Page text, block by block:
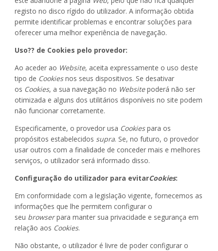
registo no disco rígido do utilizador. A informação obtida
permite identificar problemas e encontrar soluções para
oferecer uma melhor experiência de navegação.
Uso?? de Cookies pelo provedor:
Ao aceder ao Website, aceita expressamente o uso deste
tipo de Cookiesnos seus dispositivos. Se desativar
os Cookies, a sua navegação no Websitepoderá não ser
otimizada e alguns dos utilitários disponíveis no site podem
não funcionar corretamente.
Especificamente, o provedor usa Cookiespara os
propósitos estabelecidos supra. Se, no futuro, o provedor
usar outros com a finalidade de conceder mais e melhores
serviços, o utilizador será informado disso.
Configuração do utilizador para evitarCookies:
Em conformidade com a legislação vigente, fornecemos as
informações que lhe permitem configurar o
seu browserpara manter sua privacidade e segurança em
relação aos Cookies.
Não obstante, o utilizador é livre de poder configurar o